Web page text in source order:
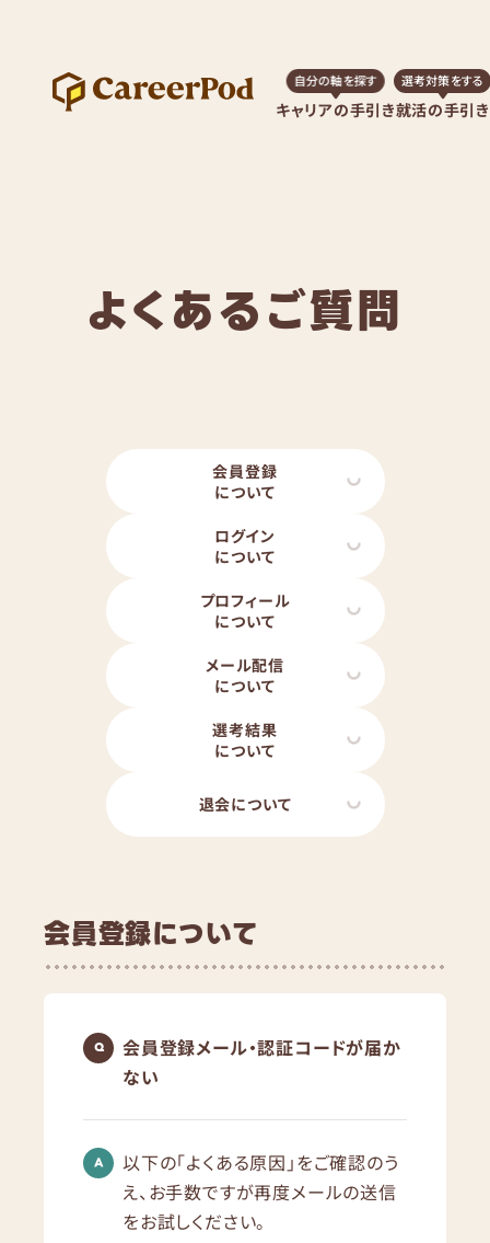
キャリアの手引き
自分の軸を探す
就活の手引き
選考対策をする
よくあるご質問
会員登録
について
ログイン
について
プロフィール
について
メール配信
について
選考結果
について
退会について
会員登録について
会員登録メール・認証コードが届か
ない
以下の「よくある原因」をご確認のう
え、お手数ですが再度メールの送信
をお試しください。